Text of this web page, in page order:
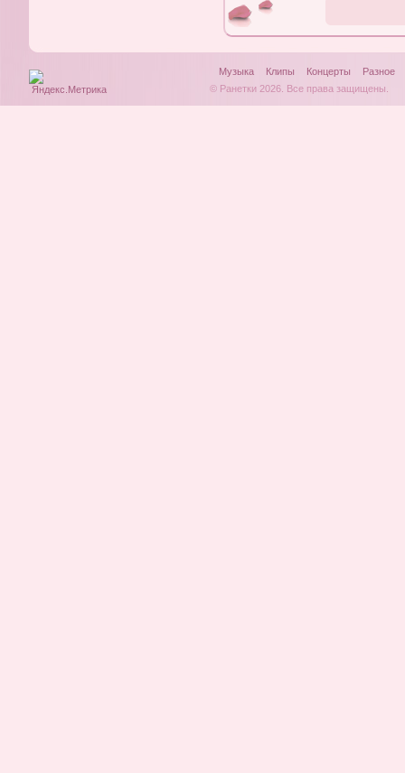
Музыка Клипы Концерты
Разное
© Ранетки 2026. Все права защищены.